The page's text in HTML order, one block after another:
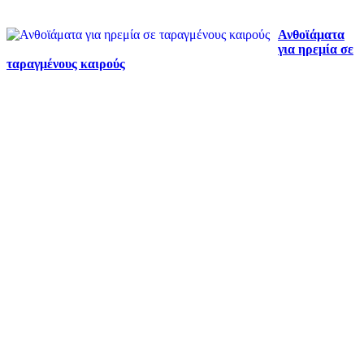
Ανθοϊάματα
για ηρεμία σε
ταραγμένους καιρούς